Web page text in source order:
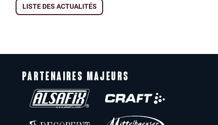
LISTE DES ACTUALITÉS
PARTENAIRES MAJEURS